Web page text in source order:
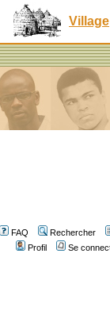
Village
FAQ
Rechercher
Profil
Se